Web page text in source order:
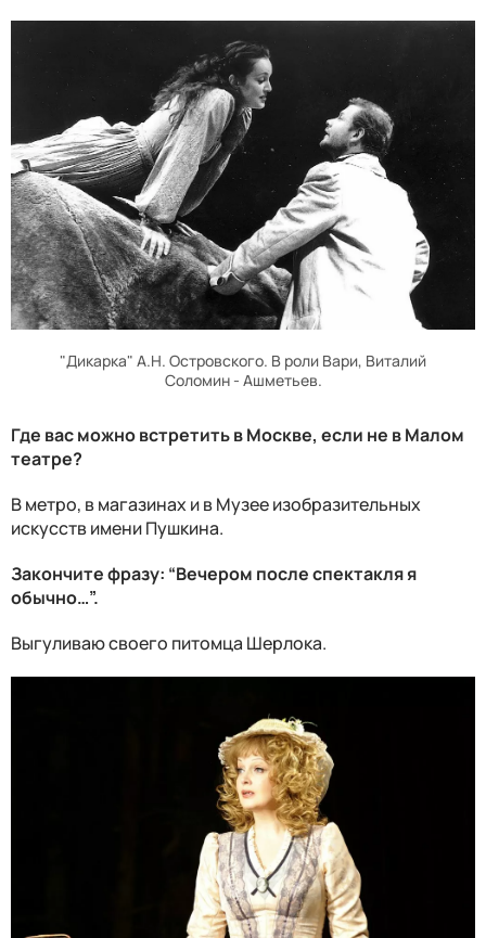
"Дикарка" А.Н. Островского. В роли Вари, Виталий
Соломин - Ашметьев.
Где вас можно встретить в Москве, если не в Малом
театре?
В метро, в магазинах и в Музее изобразительных
искусств имени Пушкина.
Закончите фразу: “Вечером после спектакля я
обычно…”.
Выгуливаю своего питомца Шерлока.